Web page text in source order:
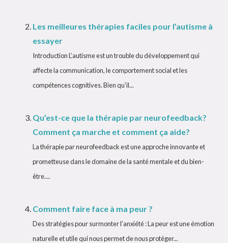
Les meilleures thérapies faciles pour l’autisme à
essayer
Introduction L’autisme est un trouble du développement qui
affecte la communication, le comportement social et les
compétences cognitives. Bien qu’il...
Qu’est-ce que la thérapie par neurofeedback?
Comment ça marche et comment ça aide?
La thérapie par neurofeedback est une approche innovante et
prometteuse dans le domaine de la santé mentale et du bien-
être....
Comment faire face à ma peur ?
Des stratégies pour surmonter l’anxiété : La peur est une émotion
naturelle et utile qui nous permet de nous protéger...